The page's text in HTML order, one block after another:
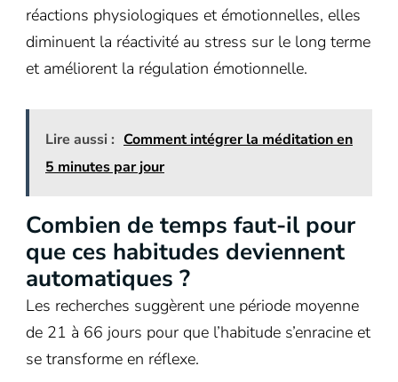
réactions physiologiques et émotionnelles, elles
diminuent la réactivité au stress sur le long terme
et améliorent la régulation émotionnelle.
Lire aussi : Comment intégrer la méditation en
5 minutes par jour
Combien de temps faut-il pour
que ces habitudes deviennent
automatiques ?
Les recherches suggèrent une période moyenne
de 21 à 66 jours pour que l’habitude s’enracine et
se transforme en réflexe.